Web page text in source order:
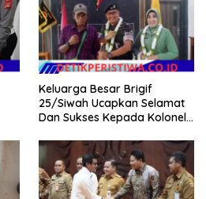
Korban Kebakaran di
Jagong Jeget
Keluarga Besar Brigif
25/Siwah Ucapkan Selamat
Dan Sukses Kepada Kolonel
M.AP